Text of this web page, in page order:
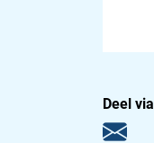
Deel via